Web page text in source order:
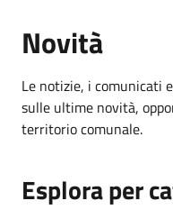
Novità
Le notizie, i comunicati
sulle ultime novità,
territorio comunale.
Esplora per